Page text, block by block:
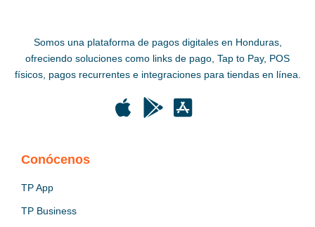
Somos una plataforma de pagos digitales en Honduras,
ofreciendo soluciones como links de pago, Tap to Pay, POS
físicos, pagos recurrentes e integraciones para tiendas en línea.
Conócenos
TP App
TP Business